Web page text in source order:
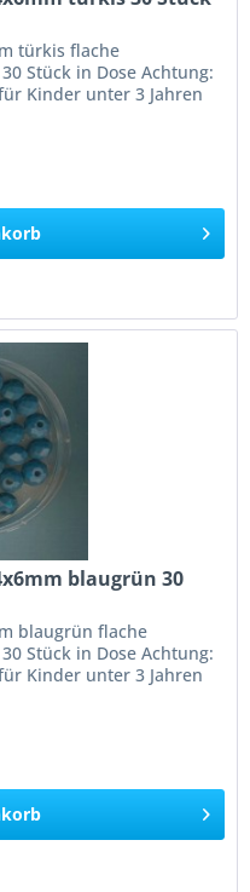
türkis flache
Stück in Dose Achtung:
Kinder unter 3 Jahren
blaugrün 30
blaugrün flache
Stück in Dose Achtung:
Kinder unter 3 Jahren